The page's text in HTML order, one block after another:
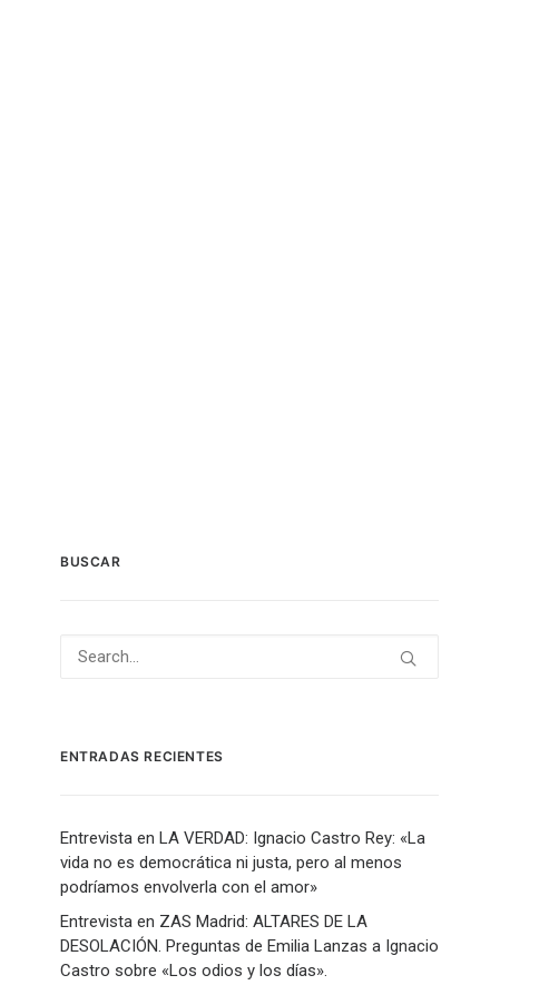
BUSCAR
ENTRADAS RECIENTES
Entrevista en LA VERDAD: Ignacio Castro Rey: «La
vida no es democrática ni justa, pero al menos
podríamos envolverla con el amor»
Entrevista en ZAS Madrid: ALTARES DE LA
DESOLACIÓN. Preguntas de Emilia Lanzas a Ignacio
Castro sobre «Los odios y los días».